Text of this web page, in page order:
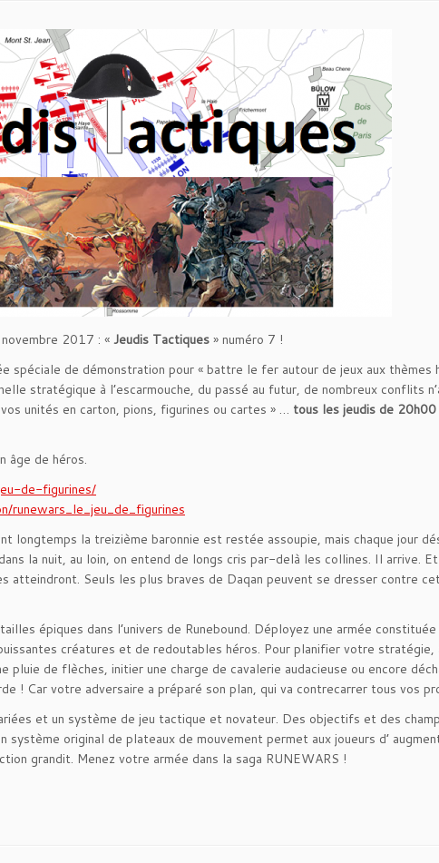
2017 : « Jeudis Tactiques» numéro 7 !
spéciale de démonstration pour « battre le fer autour de jeux aux thèmes
stratégique à l’escarmouche, du passé au futur, de nombreux conflits
unités en carton, pions, figurines ou cartes » … tous les jeudis de 20h00
âge de héros.
de-figurines/
longtemps la treizième baronnie est restée assoupie, mais chaque jour
la nuit, au loin, on entend de longs cris par-delà les collines. Il arrive.
atteindront. Seuls les plus braves de Daqan peuvent se dresser contre
épiques dans l’univers de Runebound. Déployez une armée
créatures et de redoutables héros. Pour planifier votre stratégie,
pluie de flèches, initier une charge de cavalerie audacieuse ou encore
! Car votre adversaire a préparé son plan, qui va contrecarrer tous vos
et un système de jeu tactique et novateur. Des objectifs et des
original de plateaux de mouvement permet aux joueurs d’
grandit. Menez votre armée dans la saga RUNEWARS !